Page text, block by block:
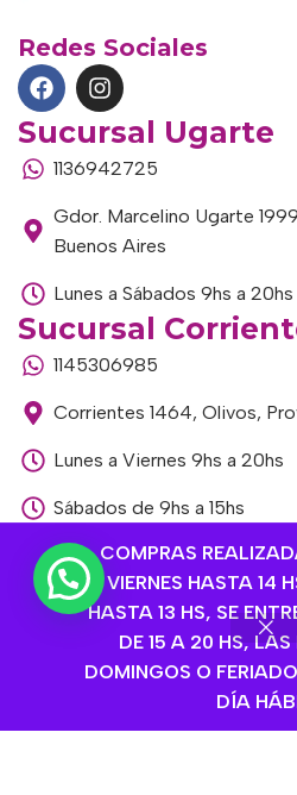
COMPRAS
VIERNES HASTA 14
HASTA 13 HS, SE
DE 15 A 20 HS,
DOMINGOS O
DÍA
Redes Sociales
Sucursal Ugarte
1136942725
Gdor. Marcelino Ugarte
Buenos Aires
Lunes a Sábados 9hs a 20hs
Sucursal
1145306985
Corrientes 1464, Olivos,
Lunes a Viernes 9hs a 20hs
Sábados de 9hs a 15hs
Sucursal
1168893524
Av. del Libertador 1915, Vte.
Buenos Aires
Lunes a Viernes de 9hs a